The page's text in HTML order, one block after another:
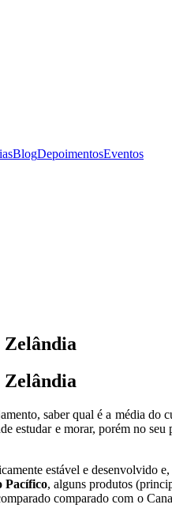
BlogDepoimentosEventos
Zelândia
Zelândia
saber qual é a média
estudar e morar, porém no
estável e desenvolvido
Pacífico, alguns produtos
comparado com o